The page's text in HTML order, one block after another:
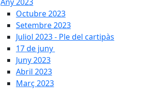
Octubre 2023
Setembre 2023
Juliol 2023 - Ple del cartipàs
17 de juny
Juny 2023
Abril 2023
Març 2023